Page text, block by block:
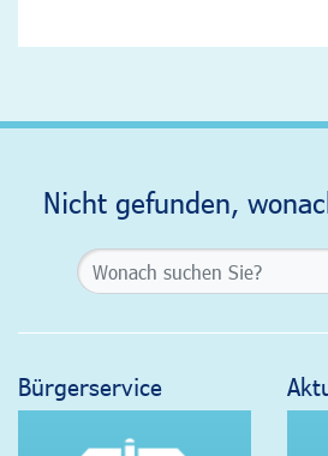
Nicht gefunden,
Bürgerservice